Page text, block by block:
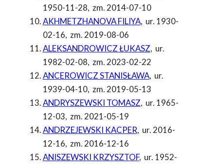
1950-11-28, zm. 2014-07-10
AKHMETZHANOVA FILIYA, ur. 1930-
02-16, zm. 2019-08-06
ALEKSANDROWICZ ŁUKASZ, ur.
1982-02-08, zm. 2023-02-22
ANCEROWICZ STANISŁAWA, ur.
1939-04-10, zm. 2019-05-13
ANDRYSZEWSKI TOMASZ, ur. 1965-
12-03, zm. 2021-05-19
ANDRZEJEWSKI KACPER, ur. 2016-
12-16, zm. 2016-12-16
ANISZEWSKI KRZYSZTOF, ur. 1952-